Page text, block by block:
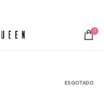
0
ESGOTADO